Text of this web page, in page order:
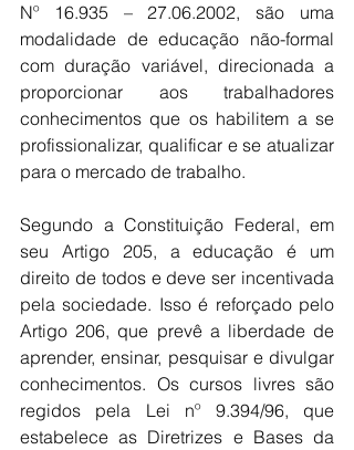
Nº 16.935 – 27.06.2002, são uma
modalidade de educação não-formal
com duração variável, direcionada a
proporcionar aos trabalhadores
conhecimentos que os habilitem a se
profissionalizar, qualificar e se atualizar
para o mercado de trabalho.
Segundo a Constituição Federal, em
seu Artigo 205, a educação é um
direito de todos e deve ser incentivada
pela sociedade. Isso é reforçado pelo
Artigo 206, que prevê a liberdade de
aprender, ensinar, pesquisar e divulgar
conhecimentos. Os cursos livres são
regidos pela Lei nº 9.394/96, que
estabelece as Diretrizes e Bases da